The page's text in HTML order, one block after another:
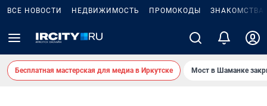
ВСЕ НОВОСТИ НЕДВИЖИМОСТЬ ПРОМОКОДЫ ЗНАКОМСТВА
Бесплатная мастерская для медиа в Иркутске Мост в Шаманке